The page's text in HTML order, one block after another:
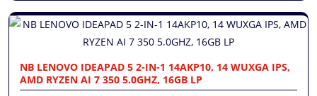
NB LENOVO IDEAPAD 5 2-IN-1 14AKP10, 14 WUXGA IPS,
AMD RYZEN AI 7 350 5.0GHZ, 16GB LP